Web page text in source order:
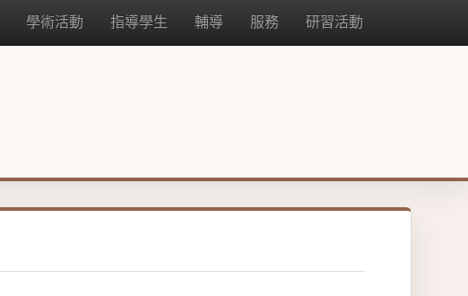
學術活動 指導學生 輔導 服務 研習活動